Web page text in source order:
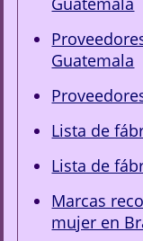
Guatemala
Lista de
Lista de
Marcas
mujer en